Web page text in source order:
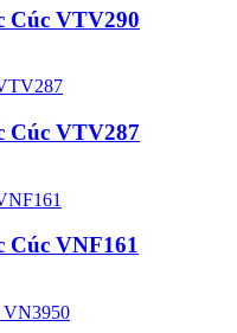
Cúc VTV290
Cúc VTV287
VNF161